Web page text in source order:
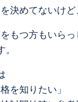
を決めてないけ
もつ方もいら
。
を知りたい」